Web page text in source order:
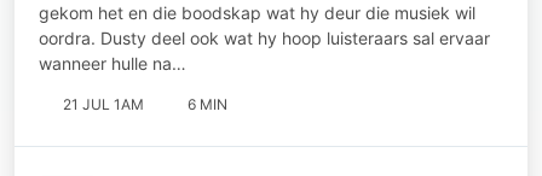
gekom het en die boodskap wat hy deur die musiek wil
oordra. Dusty deel ook wat hy hoop luisteraars sal ervaar
wanneer hulle na…
21 JUL 1AM 6 MIN